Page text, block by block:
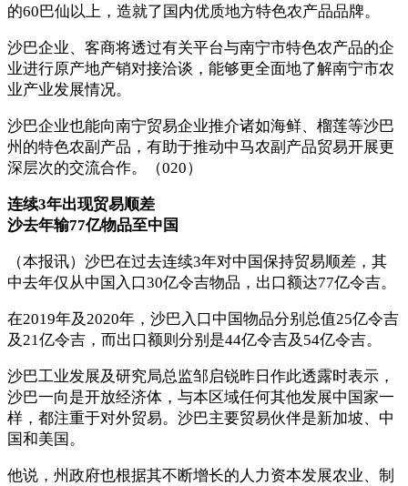
的60巴仙以上，造就了国内优质地方特色农产品品牌。
沙巴企业、客商将透过有关平台与南宁市特色农产品的企
业进行原产地产销对接洽谈，能够更全面地了解南宁市农
业产业发展情况。
沙巴企业也能向南宁贸易企业推介诸如海鲜、榴莲等沙巴
州的特色农副产品，有助于推动中马农副产品贸易开展更
深层次的交流合作。（020）
连续3年出现贸易顺差
沙去年输77亿物品至中国
（本报讯）沙巴在过去连续3年对中国保持贸易顺差，其
中去年仅从中国入口30亿令吉物品，出口额达77亿令吉。
在2019年及2020年，沙巴入口中国物品分别总值25亿令吉
及21亿令吉，而出口额则分别是44亿令吉及54亿令吉。
沙巴工业发展及研究局总监邹启锐昨日作此透露时表示，
沙巴一向是开放经济体，与本区域任何其他发展中国家一
样，都注重于对外贸易。沙巴主要贸易伙伴是新加坡、中
国和美国。
他说，州政府也根据其不断增长的人力资本发展农业、制